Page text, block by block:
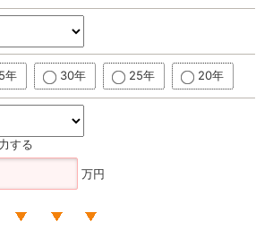
年 30年 25年 20年
する
万円